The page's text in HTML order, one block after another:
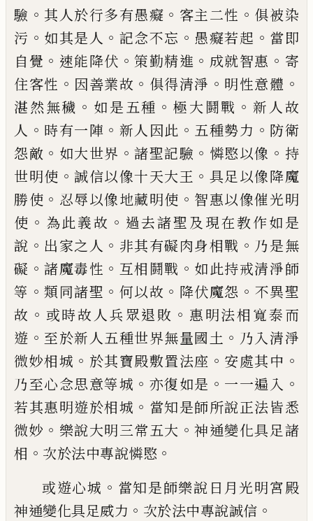
驗 。其人於行多有愚癡 。 客主二性 。 俱被染
污 。 如其是人 。 記念不忘 。 愚癡若起 。 當即
自覺 。 速能降伏 。策勤精進 。 成就智惠 。 寄
住客性 。 因善業故 。 俱得清淨 。 明性意體 。
湛然無穢 。 如是五種 。 極大鬪戰 。 新人故
人 。 時有一陣 。 新人因此 。 五種勢力 。 防衛
怨敵 。 如大世界 。諸聖記驗 。 憐愍以像 。 持
世明使 。誠信以像十天大王 。 具足以像降魔
勝使 。 忍辱以像地藏明使 。 智惠以像催光明
使 。 為此義故 。 過去諸聖及現在教作如是
說 。 出家之人 。 非其有礙肉身相戰 。 乃是無
礙 。諸魔毒性 。 互相鬪戰 。 如此持戒清淨師
等 。類同諸聖 。 何以故 。 降伏魔怨 。 不異聖
故 。 或時故人兵眾退敗 。 惠明法相寬泰而
遊 。 至於新人五種世界無量國土 。 乃入清淨
微妙相城 。 於其寶殿敷置法座 。 安處其中 。
乃至心念思意等城 。 亦復如是 。 一一遍入 。
若其惠明遊於相城 。 當知是師所說正法皆悉
微妙 。 樂說大明三常五大 。神通變化具足諸
相 。 次於法中專說憐愍 。
或遊心城 。 當知是師樂說日月光明宮殿
神通變化具足威力 。 次於法中專說誠信 。